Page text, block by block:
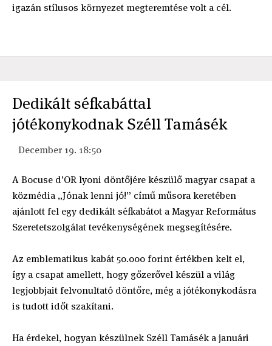
igazán stílusos környezet megteremtése volt a cél.
Dedikált séfkabáttal
jótékonykodnak Széll Tamásék
December 19. 18:50
A Bocuse d’OR lyoni döntőjére készülő magyar csapat a
közmédia „Jónak lenni jó!” című műsora keretében
ajánlott fel egy dedikált séfkabátot a Magyar Református
Szeretetszolgálat tevékenységének megsegítésére.
Az emblematikus kabát 50.000 forint értékben kelt el,
így a csapat amellett, hogy gőzerővel készül a világ
legjobbjait felvonultató döntőre, még a jótékonykodásra
is tudott időt szakítani.
Ha érdekel, hogyan készülnek Széll Tamásék a januári